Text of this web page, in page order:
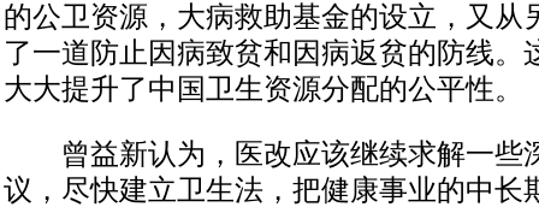
的公卫资源，大病救助基金的设立，又从
了一道防止因病致贫和因病返贫的防线。
大大提升了中国卫生资源分配的公平性。
曾益新认为，医改应该继续求解一些
议，尽快建立卫生法，把健康事业的中长